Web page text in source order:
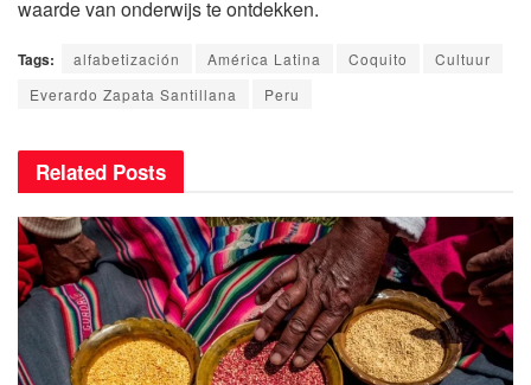
waarde van onderwijs te ontdekken.
Tags: alfabetización América Latina Coquito
Cultuur
Everardo Zapata Santillana
Peru
Related Posts